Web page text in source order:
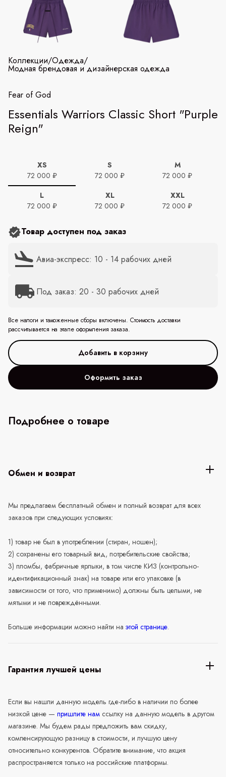
Коллекции/Одежда/
Модная брендовая и дизайнерская одежда
Fear of God
Essentials Warriors Classic Short "Purple
Reign"
XS
72 000 ₽
S
72 000 ₽
M
72 000 ₽
L
72 000 ₽
XL
72 000 ₽
XXL
72 000 ₽
Товар доступен под заказ
Авиа-экспресс: 10 - 14 рабочих дней
Под заказ: 20 - 30 рабочих дней
Все налоги и таможенные сборы включены. Стоимость доставки
рассчитывается на этапе оформления заказа.
Оформить заказ
Подробнее о товаре
Обмен и возврат
Мы предлагаем бесплатный обмен и полный возврат для всех
заказов при следующих условиях:
1) товар не был в употреблении (стиран, ношен);
2) сохранены его товарный вид, потребительские свойства;
3) пломбы, фабричные ярлыки, в том числе КИЗ (контрольно-
идентификационный знак) на товаре или его упаковке (в
зависимости от того, что применимо) должны быть целыми, не
мятыми и не повреждёнными.
Больше информации можно найти на этой странице.
Гарантия лучшей цены
Если вы нашли данную модель где-либо в наличии по более
низкой цене — пришлите нам ссылку на данную модель в другом
магазине. Мы будем рады предложить вам скидку,
компенсирующую разницу в стоимости, и лучшую цену
относительно конкурентов. Обратите внимание, что акция
распространяется только на российские платформы.